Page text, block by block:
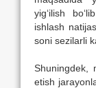
yig‘ilish
ishlash
soni sezilarli
Shuningdek,
etish